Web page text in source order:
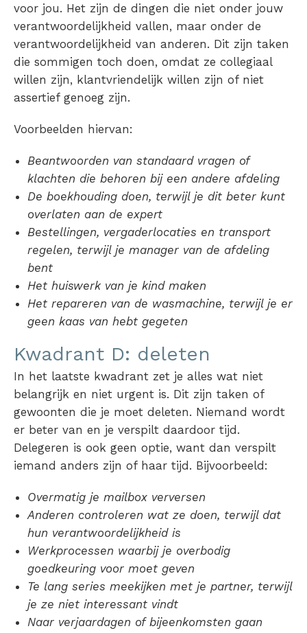
voor jou. Het zijn de dingen die niet onder jouw
verantwoordelijkheid vallen, maar onder de
verantwoordelijkheid van anderen. Dit zijn taken
die sommigen toch doen, omdat ze collegiaal
willen zijn, klantvriendelijk willen zijn of niet
assertief genoeg zijn.
Voorbeelden hiervan:
Beantwoorden van standaard vragen of
klachten die behoren bij een andere afdeling
De boekhouding doen, terwijl je dit beter kunt
overlaten aan de expert
Bestellingen, vergaderlocaties en transport
regelen, terwijl je manager van de afdeling
bent
Het huiswerk van je kind maken
Het repareren van de wasmachine, terwijl je er
geen kaas van hebt gegeten
Kwadrant D: deleten
In het laatste kwadrant zet je alles wat niet
belangrijk en niet urgent is. Dit zijn taken of
gewoonten die je moet deleten. Niemand wordt
er beter van en je verspilt daardoor tijd.
Delegeren is ook geen optie, want dan verspilt
iemand anders zijn of haar tijd. Bijvoorbeeld:
Overmatig je mailbox verversen
Anderen controleren wat ze doen, terwijl dat
hun verantwoordelijkheid is
Werkprocessen waarbij je overbodig
goedkeuring voor moet geven
Te lang series meekijken met je partner, terwijl
je ze niet interessant vindt
Naar verjaardagen of bijeenkomsten gaan